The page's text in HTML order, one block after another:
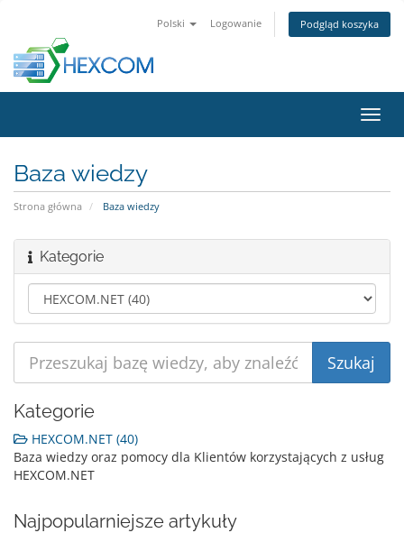
Polski Logowanie Podgląd koszyka
Baza wiedzy
Strona główna Baza wiedzy
Kategorie
Kategorie
HEXCOM.NET (40)
Baza wiedzy oraz pomocy dla Klientów korzystających z usług
HEXCOM.NET
Najpopularniejsze artykuły